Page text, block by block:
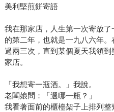
美利堅煎餅寄語
我在那家店，人生第一次寄放
的第二年，也就是一九八六年
過兩三次，直到某個夏天我領
家店。
「我想寄一瓶酒。」我說。
老闆娘問：「選哪一瓶？」
我看著面前的櫃檯架子上排列